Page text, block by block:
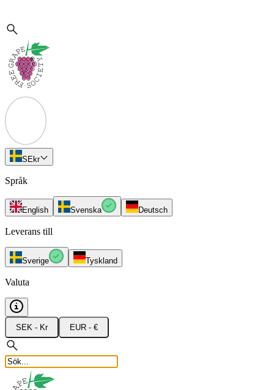
SEkr
Språk
English Svenska Deutsch
Leverans till
Sverige Tyskland
Valuta
SEK - Kr EUR - €